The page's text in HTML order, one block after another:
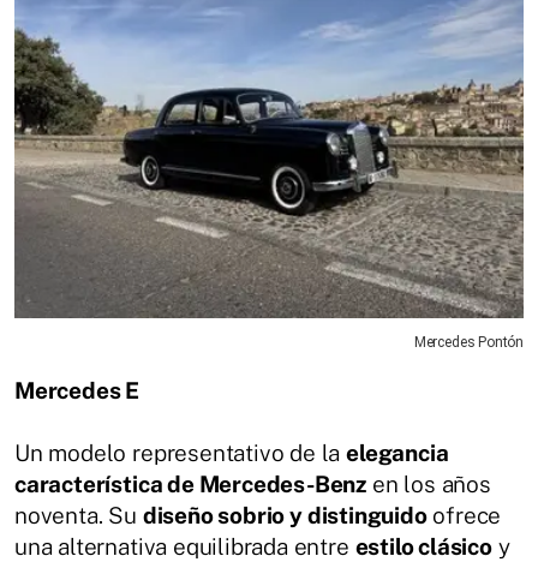
Mercedes Pontón
Mercedes E
Un modelo representativo de laelegancia
característica de Mercedes-Benz en los años
noventa. Su diseño sobrio y distinguidoofrece
una alternativa equilibrada entre estilo clásicoy